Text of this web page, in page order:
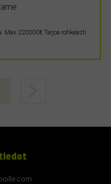
Max 220000€ Tarjoa rohkeasti